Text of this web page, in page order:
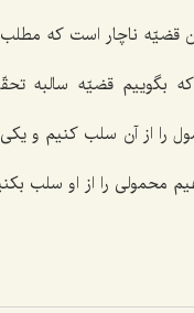
ناچار است که مطلب
قضیّه سالبه
را از آن سلب کنیم و یکی
محمولی را از او سلب